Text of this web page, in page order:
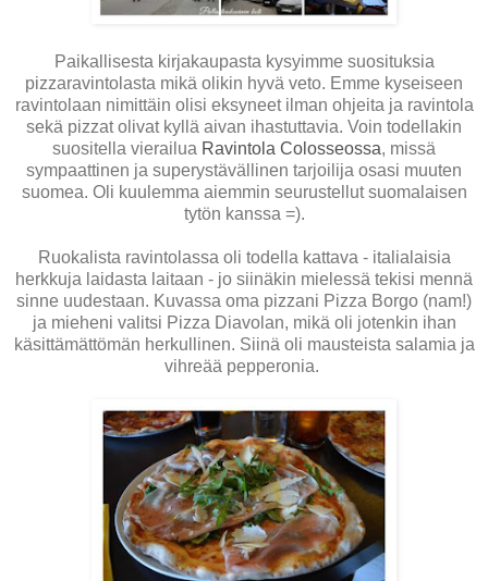
Paikallisesta kirjakaupasta kysyimme suosituksia
pizzaravintolasta mikä olikin hyvä veto. Emme kyseiseen
ravintolaan nimittäin olisi eksyneet ilman ohjeita ja ravintola
sekä pizzat olivat kyllä aivan ihastuttavia. Voin todellakin
suositella vierailua Ravintola Colosseossa, missä
sympaattinen ja superystävällinen tarjoilija osasi muuten
suomea. Oli kuulemma aiemmin seurustellut suomalaisen
tytön kanssa =).
Ruokalista ravintolassa oli todella kattava - italialaisia
herkkuja laidasta laitaan - jo siinäkin mielessä tekisi mennä
sinne uudestaan. Kuvassa oma pizzani Pizza Borgo (nam!)
ja mieheni valitsi Pizza Diavolan, mikä oli jotenkin ihan
käsittämättömän herkullinen. Siinä oli mausteista salamia ja
vihreää pepperonia.